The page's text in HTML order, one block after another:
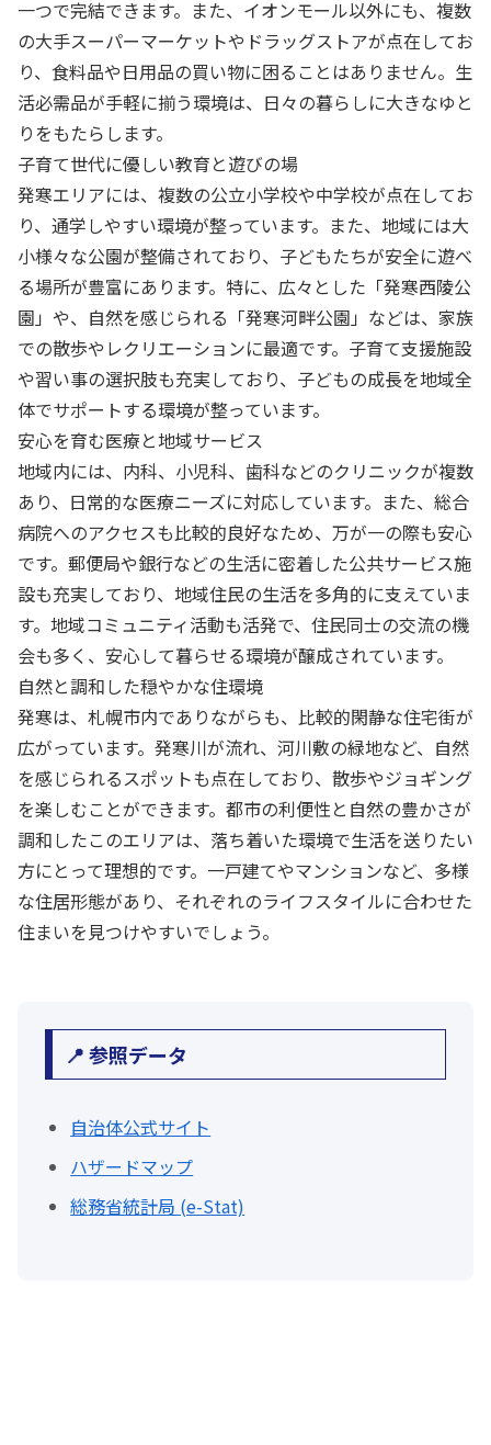
一つで完結できます。また、イオンモール以外にも、複数
の大手スーパーマーケットやドラッグストアが点在してお
り、食料品や日用品の買い物に困ることはありません。生
活必需品が手軽に揃う環境は、日々の暮らしに大きなゆと
りをもたらします。
子育て世代に優しい教育と遊びの場
発寒エリアには、複数の公立小学校や中学校が点在してお
り、通学しやすい環境が整っています。また、地域には大
小様々な公園が整備されており、子どもたちが安全に遊べ
る場所が豊富にあります。特に、広々とした「発寒西陵公
園」や、自然を感じられる「発寒河畔公園」などは、家族
での散歩やレクリエーションに最適です。子育て支援施設
や習い事の選択肢も充実しており、子どもの成長を地域全
体でサポートする環境が整っています。
安心を育む医療と地域サービス
地域内には、内科、小児科、歯科などのクリニックが複数
あり、日常的な医療ニーズに対応しています。また、総合
病院へのアクセスも比較的良好なため、万が一の際も安心
です。郵便局や銀行などの生活に密着した公共サービス施
設も充実しており、地域住民の生活を多角的に支えていま
す。地域コミュニティ活動も活発で、住民同士の交流の機
会も多く、安心して暮らせる環境が醸成されています。
自然と調和した穏やかな住環境
発寒は、札幌市内でありながらも、比較的閑静な住宅街が
広がっています。発寒川が流れ、河川敷の緑地など、自然
を感じられるスポットも点在しており、散歩やジョギング
を楽しむことができます。都市の利便性と自然の豊かさが
調和したこのエリアは、落ち着いた環境で生活を送りたい
方にとって理想的です。一戸建てやマンションなど、多様
な住居形態があり、それぞれのライフスタイルに合わせた
住まいを見つけやすいでしょう。
📍 参照データ
自治体公式サイト
ハザードマップ
総務省統計局 (e-Stat)